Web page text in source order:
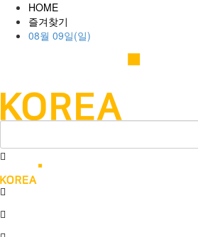
HOME
즐겨찾기
08월 09일(일)